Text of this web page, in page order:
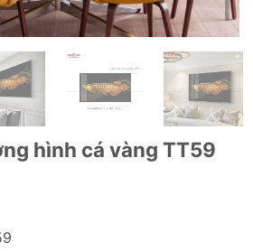
hình cá vàng TT59